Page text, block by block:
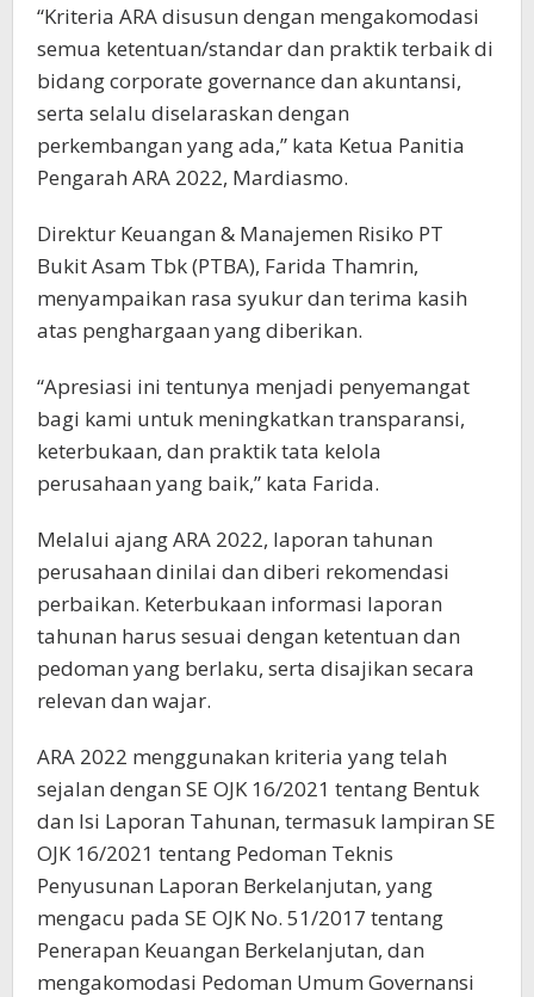
“Kriteria ARA disusun dengan mengakomodasi
semua ketentuan/standar dan praktik terbaik di
bidang corporate governance dan akuntansi,
serta selalu diselaraskan dengan
perkembangan yang ada,” kata Ketua Panitia
Pengarah ARA 2022, Mardiasmo.
Direktur Keuangan & Manajemen Risiko PT
Bukit Asam Tbk (PTBA), Farida Thamrin,
menyampaikan rasa syukur dan terima kasih
atas penghargaan yang diberikan.
“Apresiasi ini tentunya menjadi penyemangat
bagi kami untuk meningkatkan transparansi,
keterbukaan, dan praktik tata kelola
perusahaan yang baik,” kata Farida.
Melalui ajang ARA 2022, laporan tahunan
perusahaan dinilai dan diberi rekomendasi
perbaikan. Keterbukaan informasi laporan
tahunan harus sesuai dengan ketentuan dan
pedoman yang berlaku, serta disajikan secara
relevan dan wajar.
ARA 2022 menggunakan kriteria yang telah
sejalan dengan SE OJK 16/2021 tentang Bentuk
dan Isi Laporan Tahunan, termasuk lampiran SE
OJK 16/2021 tentang Pedoman Teknis
Penyusunan Laporan Berkelanjutan, yang
mengacu pada SE OJK No. 51/2017 tentang
Penerapan Keuangan Berkelanjutan, dan
mengakomodasi Pedoman Umum Governansi